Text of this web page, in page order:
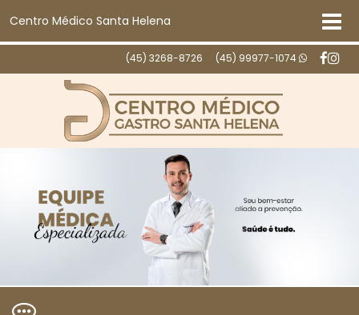
Centro Médico Santa Helena
(45) 3268-8726 (45) 99977-1074